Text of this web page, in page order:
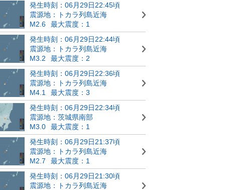
発生時刻：06月29日22:45頃
震源地：トカラ列島近海
M2.6
最大震度：1
発生時刻：06月29日22:44頃
震源地：トカラ列島近海
M3.2
最大震度：2
発生時刻：06月29日22:36頃
震源地：トカラ列島近海
M4.1
最大震度：3
発生時刻：06月29日22:34頃
震源地：茨城県南部
M3.0
最大震度：1
発生時刻：06月29日21:37頃
震源地：トカラ列島近海
M2.7
最大震度：1
発生時刻：06月29日21:30頃
震源地：トカラ列島近海